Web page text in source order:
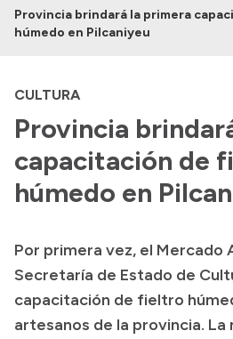
Institucional
Autoridades
Delegaciones
Normativa
Presupuesto
Boletín Oficial
Compras y licitaciones
Provincia brindará la primera
húmedo en Pilcaniyeu
CULTURA
Provincia
capacitación de
húmedo en
Por primera vez, el Mercado
Secretaría de Estado de
capacitación de fieltro
artesanos de la provincia. La